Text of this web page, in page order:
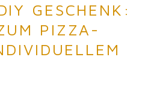
GESCHENK:
PIZZA-